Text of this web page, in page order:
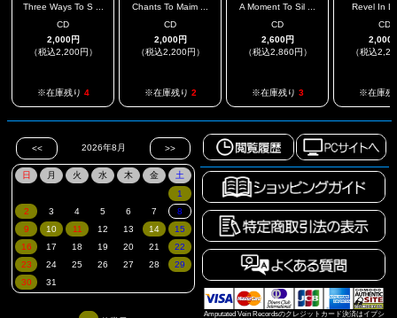
Three Ways To S ...
CD
2,000円
（税込2,200円）
※在庫残り 4
Chants To Maim ...
CD
2,000円
（税込2,200円）
※在庫残り 2
A Moment To Sil ...
CD
2,600円
（税込2,860円）
※在庫残り 3
Revel In
CD
2,000
（税込
※在庫残
Amputated Vein Recordsのクレジットカード決済はイプシ